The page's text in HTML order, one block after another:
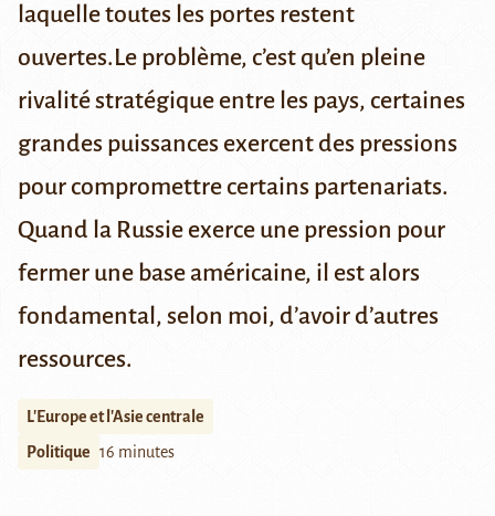
laquelle toutes les portes restent
ouvertes.Le problème, c’est qu’en pleine
rivalité stratégique entre les pays, certaines
grandes puissances exercent des pressions
pour compromettre certains partenariats.
Quand la Russie exerce une pression pour
fermer une base américaine, il est alors
fondamental, selon moi, d’avoir d’autres
ressources.
L'Europe et l'Asie centrale
Politique 16 minutes